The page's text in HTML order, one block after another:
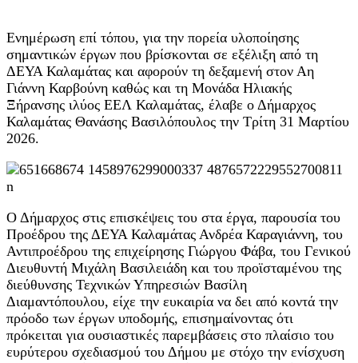
Ενημέρωση επί τόπου, για την πορεία υλοποίησης
σημαντικών έργων που βρίσκονται σε εξέλιξη από τη
ΔΕΥΑ Καλαμάτας και αφορούν τη δεξαμενή στον Αη
Γιάννη Καρβούνη καθώς και τη Μονάδα Ηλιακής
Ξήρανσης ιλύος ΕΕΛ Καλαμάτας, έλαβε ο Δήμαρχος
Καλαμάτας Θανάσης Βασιλόπουλος την Τρίτη 31 Μαρτίου
2026.
Ο Δήμαρχος στις επισκέψεις του στα έργα, παρουσία του
Προέδρου της ΔΕΥΑ Καλαμάτας Ανδρέα Καραγιάννη, του
Αντιπροέδρου της επιχείρησης Γιώργου Φάβα, του Γενικού
Διευθυντή Μιχάλη Βασιλειάδη και του προϊσταμένου της
διεύθυνσης Τεχνικών Υπηρεσιών Βασίλη
Διαμαντόπουλου, είχε την ευκαιρία να δει από κοντά την
πρόοδο των έργων υποδομής, επισημαίνοντας ότι
πρόκειται για ουσιαστικές παρεμβάσεις στο πλαίσιο του
ευρύτερου σχεδιασμού του Δήμου με στόχο την ενίσχυση